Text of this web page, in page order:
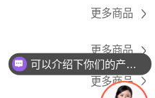
更多商品
更多商品
更多商品